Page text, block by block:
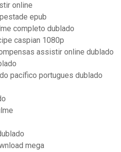
online
epub
completo dublado
caspian 1080p
assistir online dublado
pacífico portugues dublado
mega